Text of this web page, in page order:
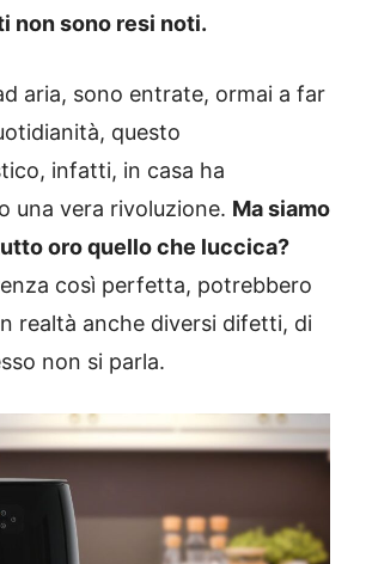
non sono resi noti.
aria, sono entrate, ormai a far
questo
infatti, in casa ha
una vera rivoluzione. Ma siamo
oro quello che luccica?
così perfetta, potrebbero
realtà anche diversi difetti, di
non si parla.